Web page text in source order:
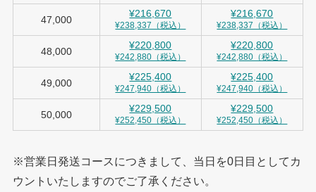
47,000
¥216,670
¥238,337（税込）
¥216,670
¥238,337（税込）
48,000
¥220,800
¥242,880（税込）
¥220,800
¥242,880（税込）
49,000
¥225,400
¥247,940（税込）
¥225,400
¥247,940（税込）
50,000
¥229,500
¥252,450（税込）
¥229,500
¥252,450（税込）
※営業日発送コースにつきまして、当日を0日目としてカ
ウントいたしますのでご了承ください。